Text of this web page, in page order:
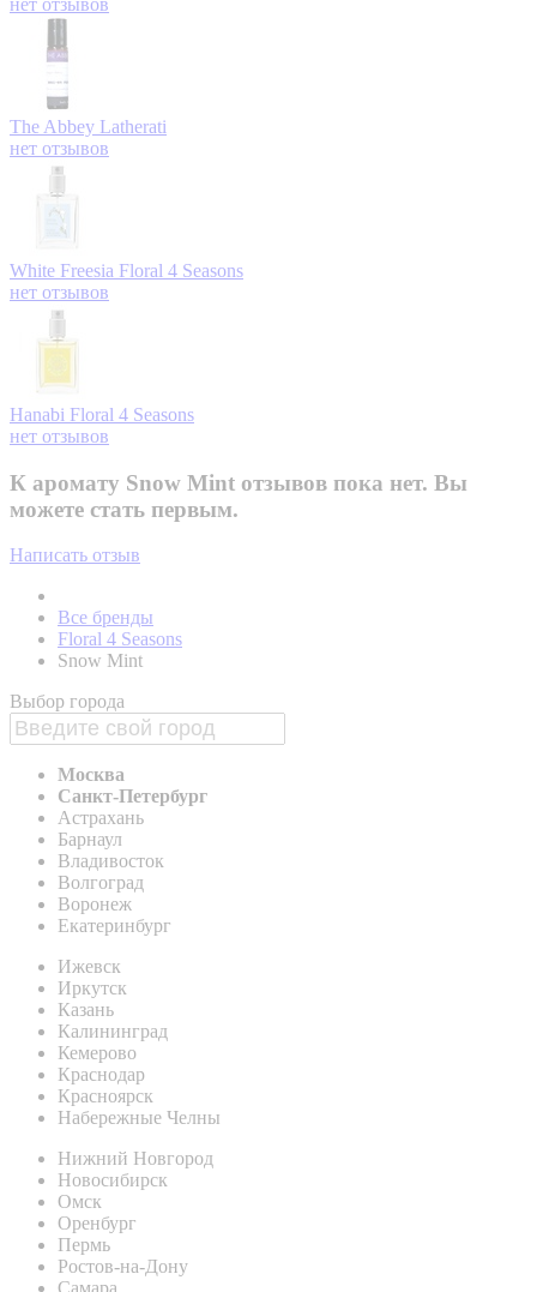
The Abbey Latherati
нет отзывов
White Freesia Floral 4 Seasons
нет отзывов
Hanabi Floral 4 Seasons
нет отзывов
К аромату Snow Mint отзывов пока нет. Вы
можете стать первым.
Написать отзыв
Все бренды
Floral 4 Seasons
Snow Mint
Выбор города
Москва
Санкт-Петербург
Астрахань
Барнаул
Владивосток
Волгоград
Воронеж
Екатеринбург
Ижевск
Иркутск
Казань
Калининград
Кемерово
Краснодар
Красноярск
Набережные Челны
Нижний Новгород
Новосибирск
Омск
Оренбург
Пермь
Ростов-на-Дону